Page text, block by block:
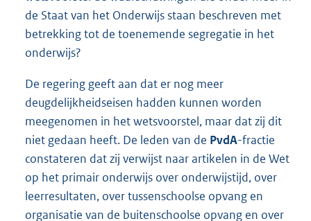
de Staat van het Onderwijs staan beschreven met
betrekking tot de toenemende segregatie in het
onderwijs?
De regering geeft aan dat er nog meer
deugdelijkheidseisen hadden kunnen worden
meegenomen in het wetsvoorstel, maar dat zij dit
niet gedaan heeft. De leden van de PvdA-fractie
constateren dat zij verwijst naar artikelen in de Wet
op het primair onderwijs over onderwijstijd, over
leerresultaten, over tussenschoolse opvang en
organisatie van de buitenschoolse opvang en over